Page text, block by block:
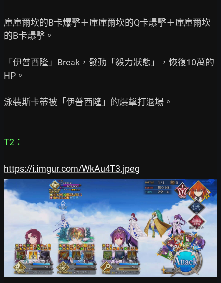
庫庫爾坎的B卡爆擊＋庫庫爾坎的Q卡爆擊＋庫庫爾坎
的B卡爆擊。
「伊普西隆」Break，發動「毅力狀態」，恢復10萬的
HP。
泳裝斯卡蒂被「伊普西隆」的爆擊打退場。
T2：
https://i.imgur.com/WkAu4T3.jpeg